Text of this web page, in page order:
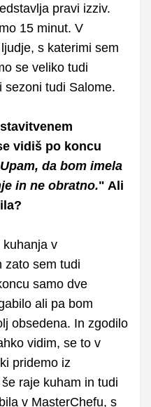
pravi izziv.
15 minut. V
s katerimi sem
se veliko tudi
sezoni tudi Salome.
vidiš po koncu
Upam, da bom imela
in ne obratno." Ali
kuhanja v
zato sem tudi
samo dve
ali pa bom
obsedena. In zgodilo
vidim, se to v
pridemo iz
raje kuham in tudi
v MasterChefu, s